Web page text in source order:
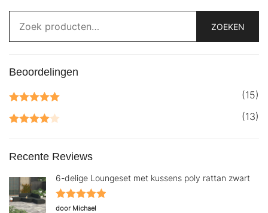
naar:
ZOEKEN
Beoordelingen
5 uit 5
(15)
(13)
Recente Reviews
6-delige Loungeset met kussens poly rattan zwart
Gewaardeerd
door Michael